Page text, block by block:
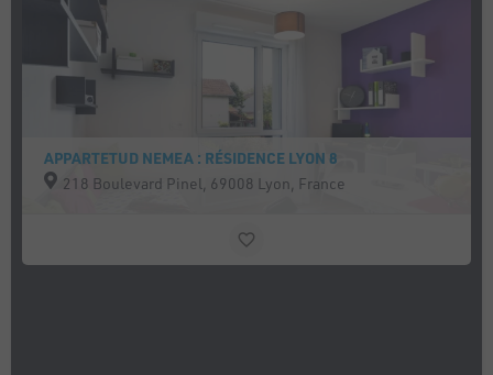
APPARTETUD NEMEA : RÉSIDENCE LYON 8
218 Boulevard Pinel, 69008 Lyon, France